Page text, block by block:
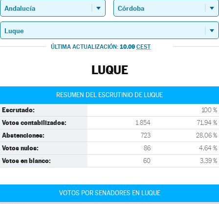
ÚLTIMA ACTUALIZACIÓN: 10.09 CEST
LUQUE
RESUMEN DEL ESCRUTINIO DE LUQUE
Escrutado: 100 %
Votos contabilizados: 1.854 71,94 %
Abstenciones: 723 28,06 %
Votos nulos: 86 4,64 %
Votos en blanco: 60 3,39 %
VOTOS POR SENADORES EN LUQUE